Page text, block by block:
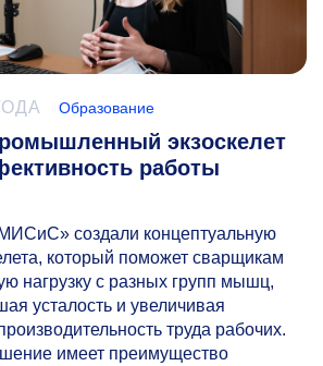
Образование
экзоскелет
работы
создали концептуальную
который поможет сварщикам
нагрузку с разных групп мышц,
усталость и увеличивая
труда рабочих.
имеет преимущество